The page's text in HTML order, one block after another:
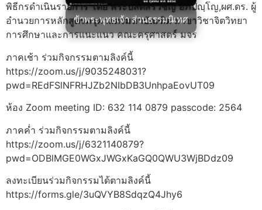
ข้าพระพุทธเจ้า ส่วนธรรมนิเทศ
พิธีกรดำเนินรายการ โดย พระปลัดสรวิชญ์ อภิปญฺโญ,ผศ.ดร. ผู้
อำนวยการหลักสูตรครุศาสตรมหาบัณฑิต สาขาวิชาจิตวิทยา
การศึกษาและการแนะแนว คณะครุศาสตร์ มจร
ภาคเช้า ร่วมกิจกรรมตามลิงค์นี้
https://zoom.us/j/9035248031?
pwd=REdFSlNFRHJZb2NIbDB3UnhpaEovUT09
ห้อง Zoom meeting ID: 632 114 0879 passcode: 2564
ภาคค่ำ ร่วมกิจกรรมตามลิงค์นี้
https://zoom.us/j/6321140879?
pwd=ODBlMGE0WGxJWGxKaGQ0QWU3WjBDdz09
ลงทะเบียนร่วมกิจกรรมได้ตามลิงค์นี้
https://forms.gle/3uQVYB8SdqzQ4Jhy6